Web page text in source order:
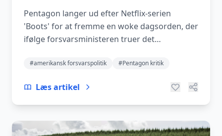
Pentagon langer ud efter Netflix-serien
'Boots' for at fremme en woke dagsorden, der
ifølge forsvarsministeren truer det
#amerikansk forsvarspolitik #Pentagon kritik
Læs artikel